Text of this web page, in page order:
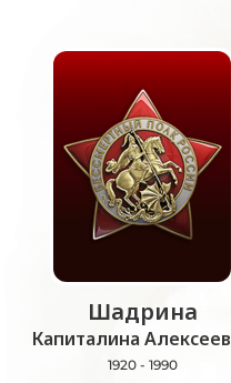
Шадрина
Капиталина
1920 - 1990